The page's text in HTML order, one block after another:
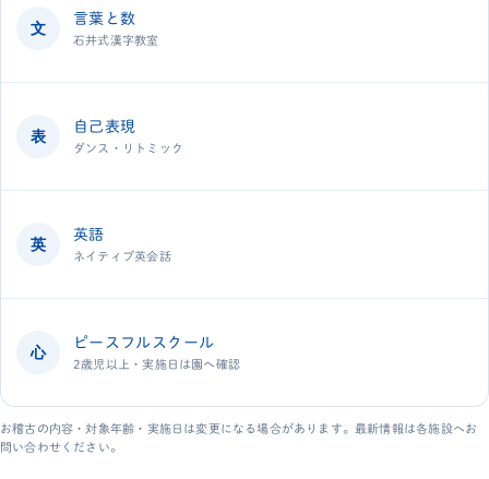
文
言葉と数
石井式漢字教室
表
自己表現
ダンス・リトミック
英
英語
ネイティブ英会話
心
ピースフルスクール
2歳児以上・実施日は園へ確認
お稽古の内容・対象年齢・実施日は変更になる場合があります。最新情報は各施設へお
問い合わせください。